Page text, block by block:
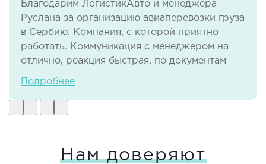
Благодарим ЛогистикАвто и менеджера
Руслана за организацию авиаперевозки груза
в Сербию. Компания, с которой приятно
работать. Коммуникация с менеджером на
отлично, реакция быстрая, по документам
тоже нет никаких проблем. И самое важное -
виде.
Подробнее
Нам доверяют